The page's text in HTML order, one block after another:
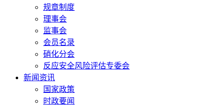
规章制度
理事会
监事会
会员名录
硝化分会
反应安全风险评估专委会
新闻资讯
国家政策
时政要闻